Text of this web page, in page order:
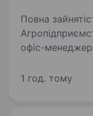
Повна
офіс-
1 год. тому